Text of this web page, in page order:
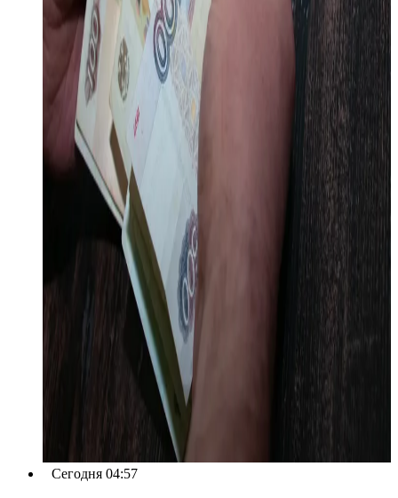
Сегодня 04:57